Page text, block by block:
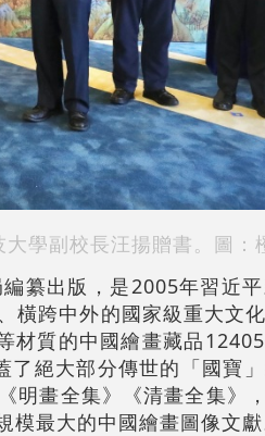
學副校長汪揚贈書。圖：
纂出版，是2005年習近
橫跨中外的國家級重大文
材質的中國繪畫藏品
絕大部分傳世的「國寶
明畫全集》《清畫全集》
最大的中國繪畫圖像文獻